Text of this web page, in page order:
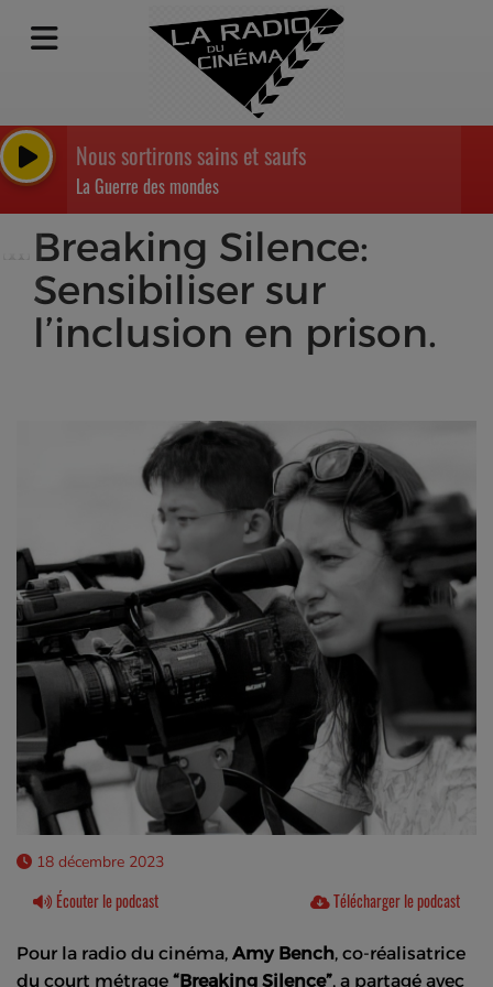
Nous sortirons sains et saufs
La Guerre des mondes
Breaking Silence:
Sensibiliser sur
l’inclusion en prison.
18 décembre 2023
Écouter le podcast Télécharger le podcast
Pour la radio du cinéma, Amy Bench, co-réalisatrice
du court métrage “Breaking Silence”, a partagé avec